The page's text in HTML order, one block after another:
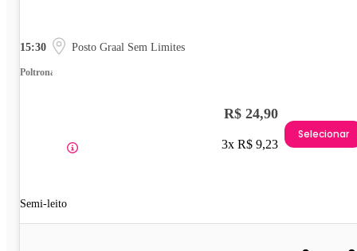
15:30 Posto Graal Sem Limites
Poltrona
Semi-leito
R$ 24,90
3x R$ 9,23
Selecionar